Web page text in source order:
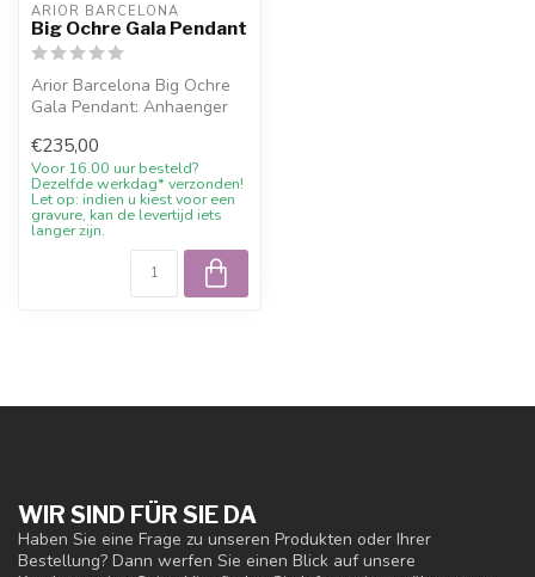
ARIOR BARCELONA
Big Ochre Gala Pendant
Arior Barcelona Big Ochre
Gala Pendant: Anhaenger
mi...
€235,00
Voor 16.00 uur besteld?
Dezelfde werkdag* verzonden!
Let op: indien u kiest voor een
gravure, kan de levertijd iets
langer zijn.
WIR SIND FÜR SIE DA
Haben Sie eine Frage zu unseren Produkten oder Ihrer
Bestellung? Dann werfen Sie einen Blick auf unsere